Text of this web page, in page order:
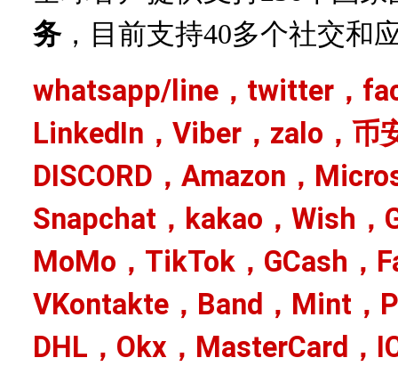
务，目前支持40多个社交和
whatsapp/line，twitter，
LinkedIn，Viber，zalo，币
DISCORD，Amazon，
Snapchat，kakao，Wish，
MoMo，TikTok，GCash，
VKontakte，Band，Mint，
DHL，Okx，MasterCard，